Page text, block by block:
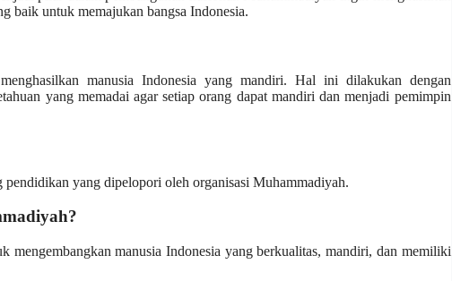
baik untuk memajukan bangsa Indonesia.
manusia Indonesia yang mandiri. Hal ini dilakukan dengan
yang memadai agar setiap orang dapat mandiri dan menjadi pemimpin
yang dipelopori oleh organisasi Muhammadiyah.
manusia Indonesia yang berkualitas, mandiri, dan memiliki